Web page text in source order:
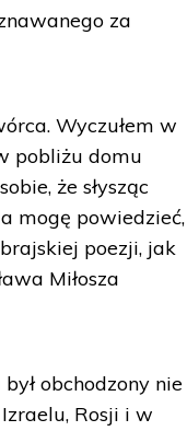
za
Wyczułem w
pobliżu domu
że słysząc
mogę powiedzieć,
poezji, jak
Miłosza
obchodzony nie
Rosji i w